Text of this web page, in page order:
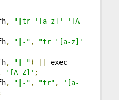
,
"|tr '[a-z]' '[A-
, "|-" ,
"tr '[a-z]'
, "|-")
exec
'[A-Z]' ;
, "|-" , "tr" ,
'[a-